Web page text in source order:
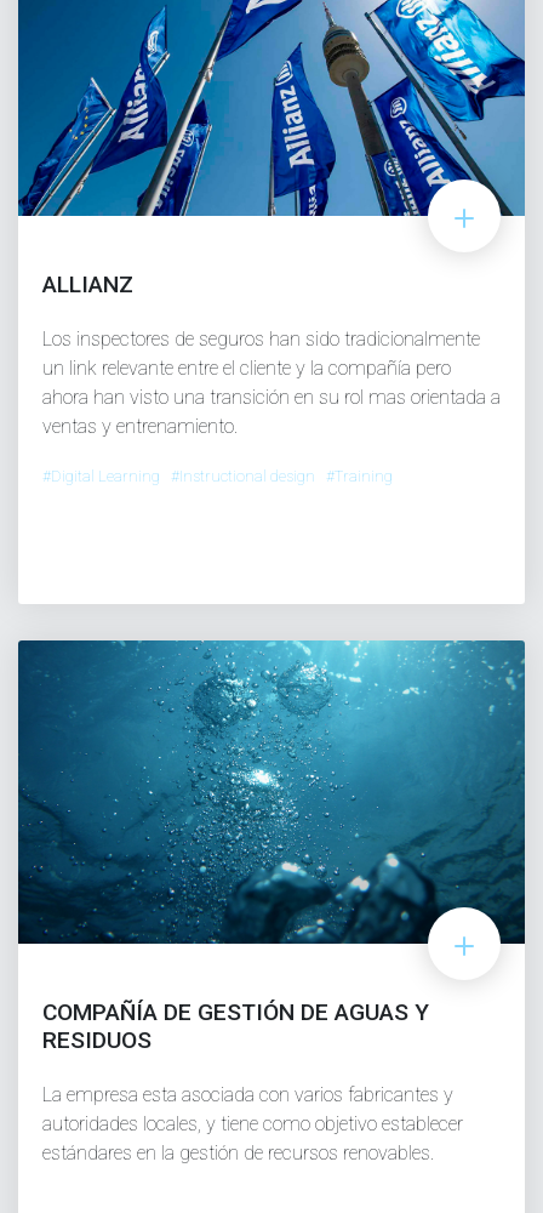
ALLIANZ
Los inspectores de seguros han sido tradicionalmente
un link relevante entre el cliente y la compañía pero
ahora han visto una transición en su rol mas orientada a
ventas y entrenamiento.
#Digital Learning #Instructional design #Training
COMPAÑÍA DE GESTIÓN DE AGUAS Y
RESIDUOS
La empresa esta asociada con varios fabricantes y
autoridades locales, y tiene como objetivo establecer
estándares en la gestión de recursos renovables.